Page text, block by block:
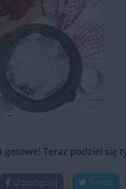
I gotowe! Teraz podziel się
Udostępnij Tweet